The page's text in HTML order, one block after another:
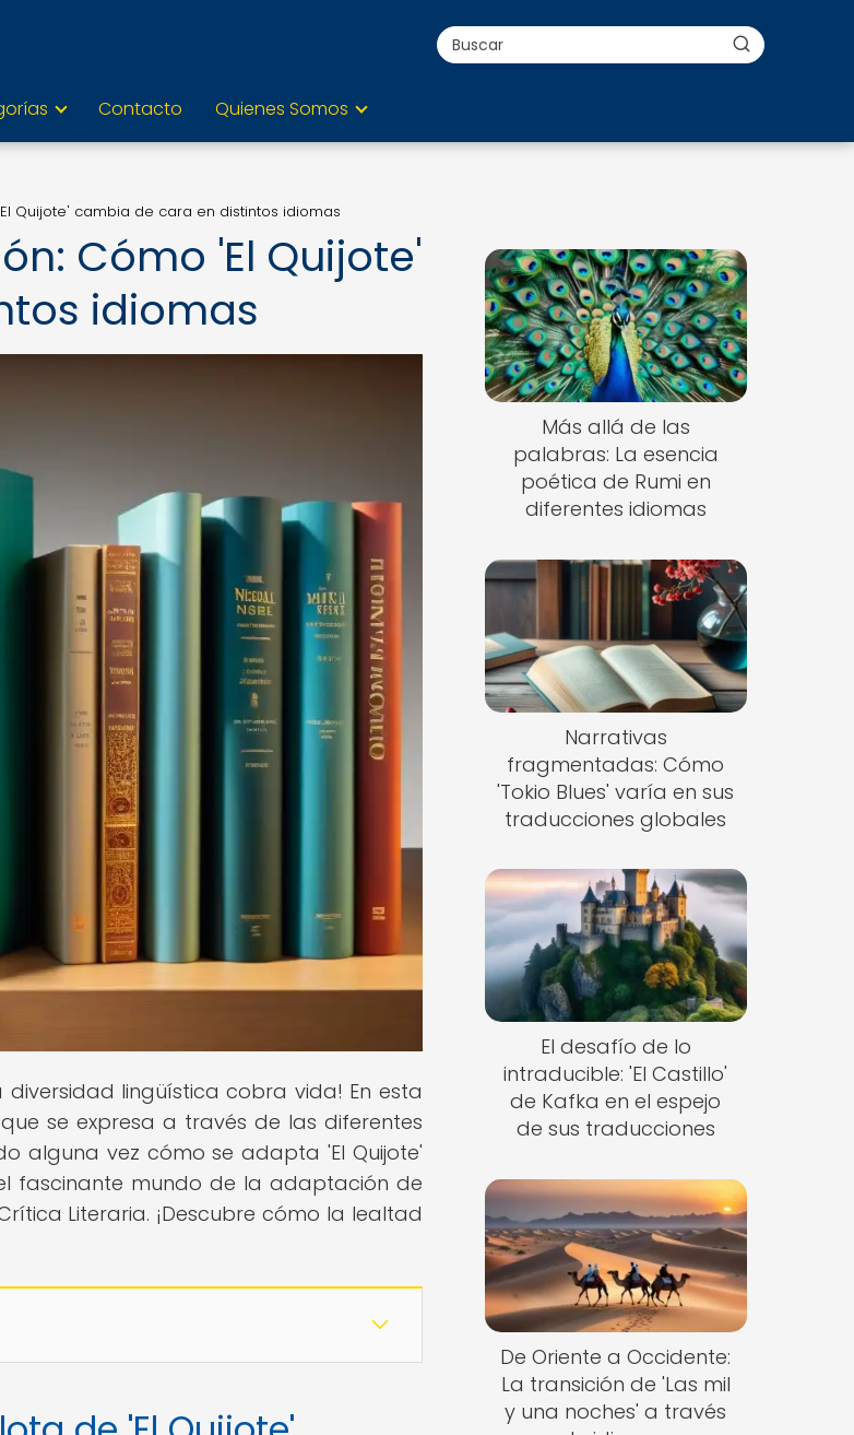
Contacto Quienes Somos
Quijote' cambia de cara en distintos idiomas
Cómo 'El Quijote'
idiomas
lingüística cobra vida! En esta
se expresa a través de las diferentes
alguna vez cómo se adapta 'El Quijote'
fascinante mundo de la adaptación de
Literaria. ¡Descubre cómo la lealtad
Más allá de las
palabras: La esencia
poética de Rumi en
diferentes idiomas
Narrativas
fragmentadas: Cómo
'Tokio Blues' varía en sus
traducciones globales
El desafío de lo
intraducible: 'El Castillo'
de Kafka en el espejo
de sus traducciones
De Oriente a Occidente:
La transición de 'Las mil
y una noches' a través